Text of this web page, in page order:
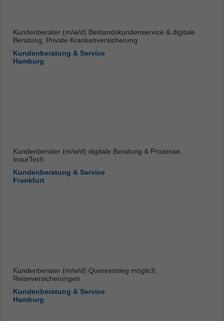
Kundenberater (m/w/d) Bestandskundenservice & digitale
Beratung, Private Krankenversicherung
Kundenberatung & Service
Hamburg
Kundenberater (m/w/d) digitale Beratung & Prozesse,
InsurTech
Kundenberatung & Service
Frankfurt
Kundenberater (m/w/d) Quereinstieg möglich,
Reiseversicherungen
Kundenberatung & Service
Hamburg